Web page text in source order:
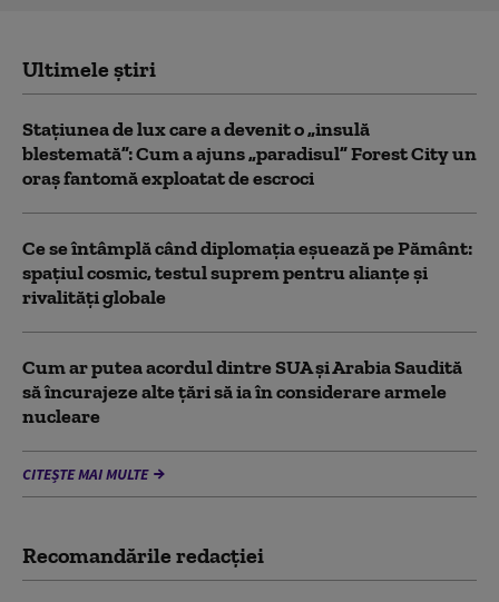
Ultimele știri
Stațiunea de lux care a devenit o „insulă
blestemată”: Cum a ajuns „paradisul” Forest City un
oraș fantomă exploatat de escroci
Ce se întâmplă când diplomația eșuează pe Pământ:
spațiul cosmic, testul suprem pentru alianțe și
rivalități globale
Cum ar putea acordul dintre SUA și Arabia Saudită
să încurajeze alte țări să ia în considerare armele
nucleare
CITEȘTE MAI MULTE
Recomandările redacţiei